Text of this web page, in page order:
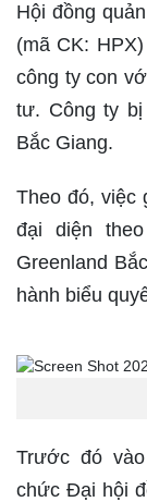
Hội đồng
(mã CK:
công ty con
tư. Công ty
Bắc Giang.
Theo đó, việc
đại diện
Greenland
hành biểu
Trước đó
chức Đại hội